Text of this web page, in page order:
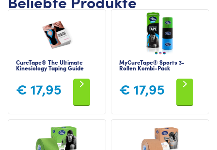
CureTape® The Ultimate
Kinesiology Taping Guide
€ 17,95
MyCureTape® Sports 3-
Rollen Kombi-Pack
€ 17,95